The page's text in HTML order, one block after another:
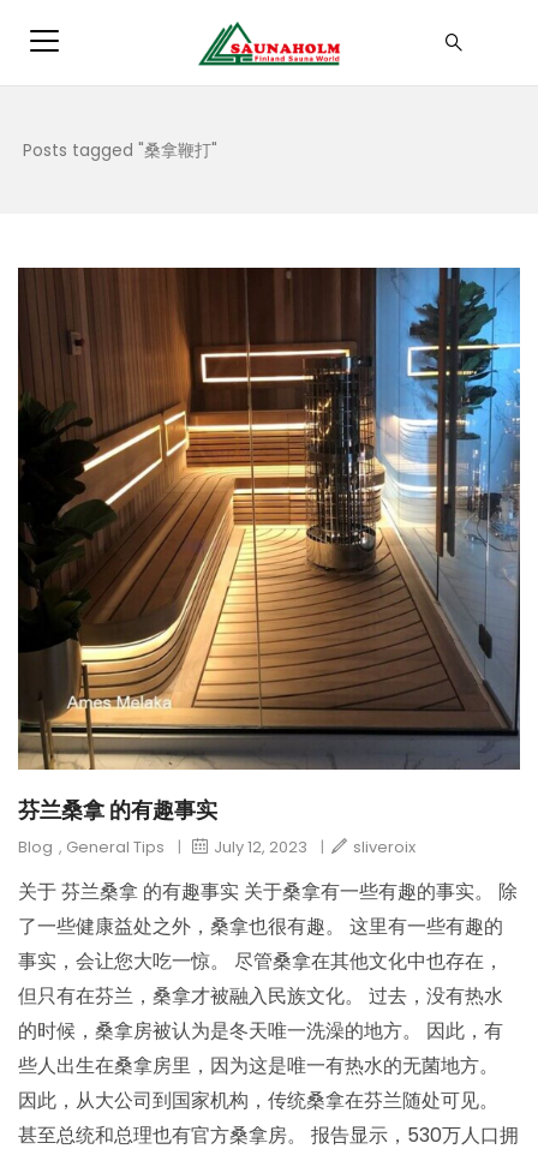
Posts tagged "桑拿鞭打"
芬兰桑拿 的有趣事实
Blog , General Tips | July 12, 2023 | sliveroix
关于 芬兰桑拿 的有趣事实 关于桑拿有一些有趣的事实。 除
了一些健康益处之外，桑拿也很有趣。 这里有一些有趣的
事实，会让您大吃一惊。 尽管桑拿在其他文化中也存在，
但只有在芬兰，桑拿才被融入民族文化。 过去，没有热水
的时候，桑拿房被认为是冬天唯一洗澡的地方。 因此，有
些人出生在桑拿房里，因为这是唯一有热水的无菌地方。
因此，从大公司到国家机构，传统桑拿在芬兰随处可见。
甚至总统和总理也有官方桑拿房。 报告显示，530万人口拥